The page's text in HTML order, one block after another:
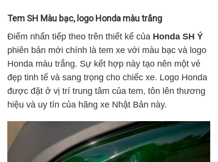
Tem SH Màu bạc, logo Honda màu trắng
Điểm nhấn tiếp theo trên thiết kế của Honda SH Ý
phiên bản mới chính là tem xe với màu bạc và logo
Honda màu trắng. Sự kết hợp này tạo nên một vẻ
đẹp tinh tế và sang trọng cho chiếc xe. Logo Honda
được đặt ở vị trí trung tâm của tem, tôn lên thương
hiệu và uy tín của hãng xe Nhật Bản này.